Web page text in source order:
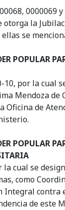
0000069 y
otorga la
se
POPULAR
10, por la cual
Mendoza de
Oficina de
POPULAR
la cual se
como
Integral contra
de este